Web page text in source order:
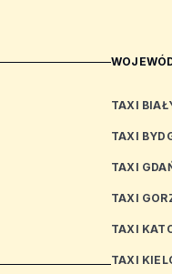
TAXI
TAXI
TAXI
TAXI
TAXI
TAXI